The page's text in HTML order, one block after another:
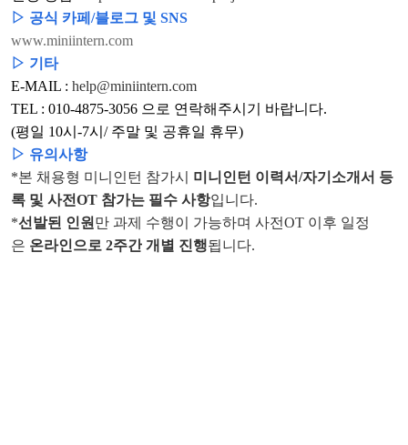
▷ 공식 카페/블로그 및 SNS
www.miniintern.com
▷ 기타
E-MAIL : help@miniintern.com
TEL : 010-4875-3056 으로 연락해주시기 바랍니다.
(평일 10시-7시/ 주말 및 공휴일 휴무)
▷ 유의사항
*본 채용형 미니인턴 참가시 미니인턴 이력서/자기소개서 등
록 및 사전OT 참가는 필수 사항입니다.
*선발된 인원 만 과제 수행이 가능하며 사전OT 이후 일정
은 온라인으로 2주간 개별 진행됩니다.